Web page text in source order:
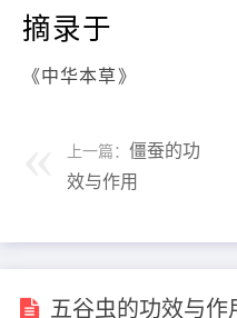
摘录于
《中华本草》
上一篇： 僵蚕的功
效与作用
五谷虫的功效与作